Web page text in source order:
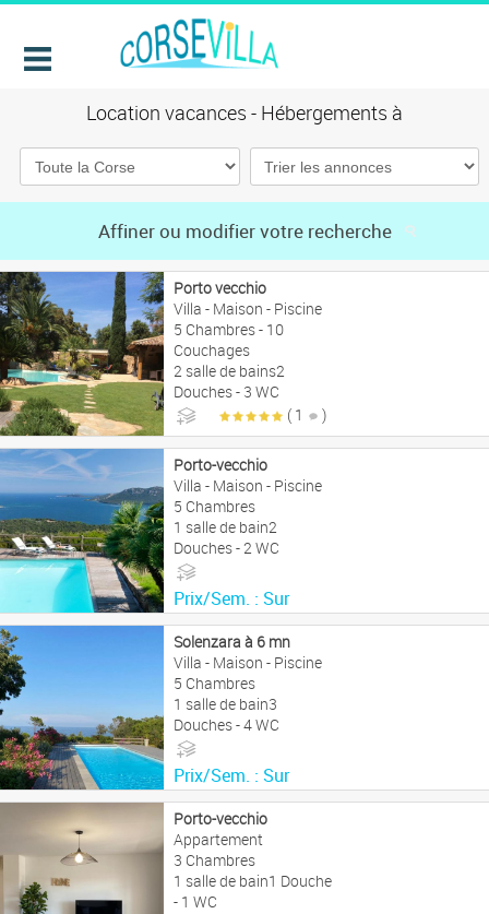
Location vacances - Hébergements à
Affiner ou modifier votre recherche
Porto vecchio
Villa - Maison - Piscine
5 Chambres - 10
Couchages
2 salle de bains2
Douches - 3 WC
( 1
)
6290€ à 7290€/sem
Porto-vecchio
Villa - Maison - Piscine
5 Chambres
1 salle de bain2
Douches - 2 WC
Prix/Sem. : Sur
demande
Solenzara à 6 mn
Villa - Maison - Piscine
5 Chambres
1 salle de bain3
Douches - 4 WC
Prix/Sem. : Sur
demande
Porto-vecchio
Appartement
3 Chambres
1 salle de bain1 Douche
- 1 WC